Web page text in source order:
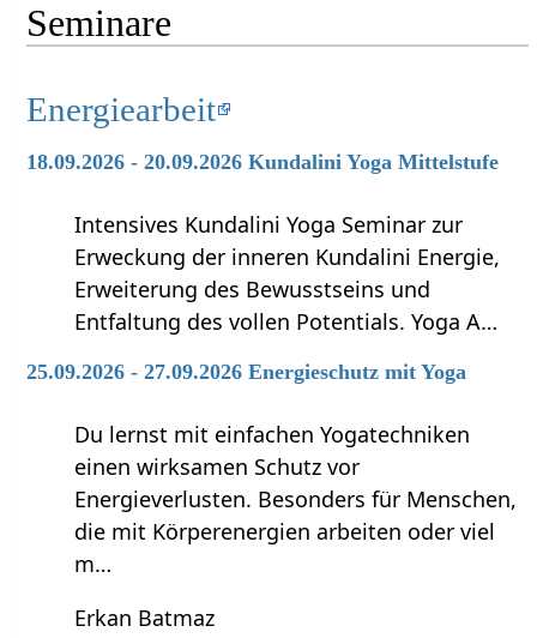
Seminare
Energiearbeit
18.09.2026 - 20.09.2026 Kundalini Yoga Mittelstufe
Intensives Kundalini Yoga Seminar zur
Erweckung der inneren Kundalini Energie,
Erweiterung des Bewusstseins und
Entfaltung des vollen Potentials. Yoga A…
25.09.2026 - 27.09.2026 Energieschutz mit Yoga
Du lernst mit einfachen Yogatechniken
einen wirksamen Schutz vor
Energieverlusten. Besonders für Menschen,
die mit Körperenergien arbeiten oder viel
m…
Erkan Batmaz